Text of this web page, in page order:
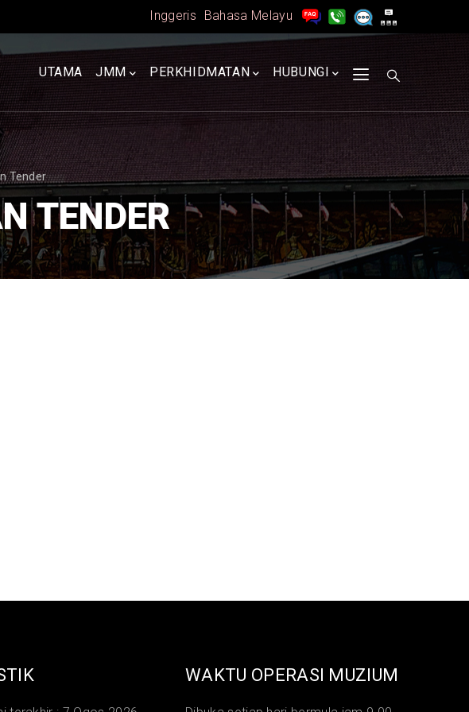
Inggeris Bahasa Melayu
MENU
UTAMA
[BM]
UTAMA JMM PERKHIDMATAN HUBUNGI
Tender
TENDER
WAKTU OPERASI MUZIUM